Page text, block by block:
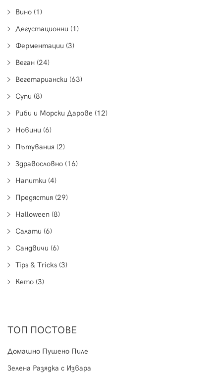
Вино (1)
Дегустационни (1)
Ферментации (3)
Веган (24)
Вегетариански (63)
Супи (8)
Риби и Морски Дарове (12)
Новини (6)
Пътувания (2)
Здравословно (16)
Напитки (4)
Предястия (29)
Halloween (8)
Салати (6)
Сандвичи (6)
Tips & Tricks (3)
Кето (3)
ТОП ПОСТОВЕ
Домашно Пушено Пиле
Зелена Разядка с Извара